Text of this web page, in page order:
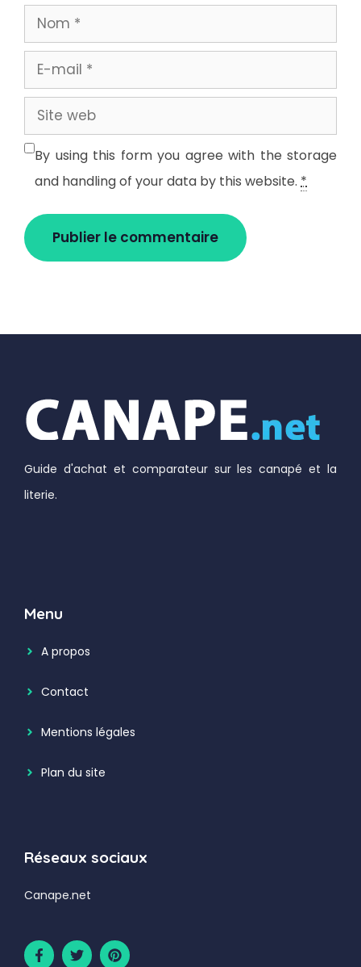
Nom
mail
Site
web
By using this form you agree with the storage
and handling of your data by this website. *
Guide d'achat et comparateur sur les canapé et la
literie.
Menu
A propos
Contact
Mentions légales
Plan du site
Réseaux sociaux
Canape.net